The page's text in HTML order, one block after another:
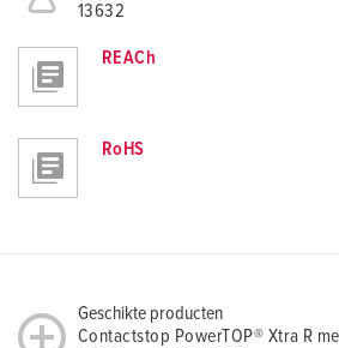
13632
REACh
RoHS
Geschikte producten
Contactstop PowerTOP® Xtra R